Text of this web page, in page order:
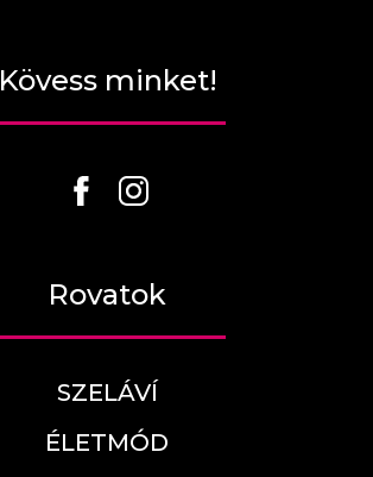
Kövess minket!
Rovatok
SZELÁVÍ
ÉLETMÓD